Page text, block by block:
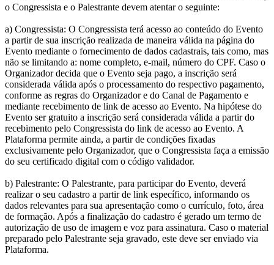
o Congressista e o Palestrante devem atentar o seguinte:
a) Congressista: O Congressista terá acesso ao conteúdo do Evento
a partir de sua inscrição realizada de maneira válida na página do
Evento mediante o fornecimento de dados cadastrais, tais como, mas
não se limitando a: nome completo, e-mail, número do CPF. Caso o
Organizador decida que o Evento seja pago, a inscrição será
considerada válida após o processamento do respectivo pagamento,
conforme as regras do Organizador e do Canal de Pagamento e
mediante recebimento de link de acesso ao Evento. Na hipótese do
Evento ser gratuito a inscrição será considerada válida a partir do
recebimento pelo Congressista do link de acesso ao Evento. A
Plataforma permite ainda, a partir de condições fixadas
exclusivamente pelo Organizador, que o Congressista faça a emissão
do seu certificado digital com o código validador.
b) Palestrante: O Palestrante, para participar do Evento, deverá
realizar o seu cadastro a partir de link específico, informando os
dados relevantes para sua apresentação como o currículo, foto, área
de formação. Após a finalização do cadastro é gerado um termo de
autorização de uso de imagem e voz para assinatura. Caso o material
preparado pelo Palestrante seja gravado, este deve ser enviado via
Plataforma.